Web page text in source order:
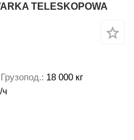
TELESKOPOWA
Грузопод. 18 000 кг
ч